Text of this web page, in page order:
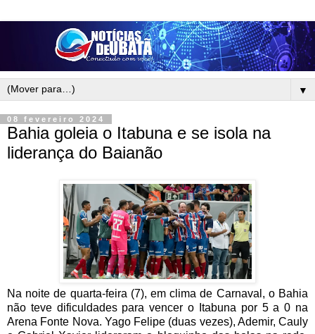
▼
08 fevereiro 2024
Bahia goleia o Itabuna e se isola na
liderança do Baianão
Na noite de quarta-feira (7), em clima de Carnaval, o Bahia
não teve dificuldades para vencer o Itabuna por 5 a 0 na
Arena Fonte Nova. Yago Felipe (duas vezes), Ademir, Cauly